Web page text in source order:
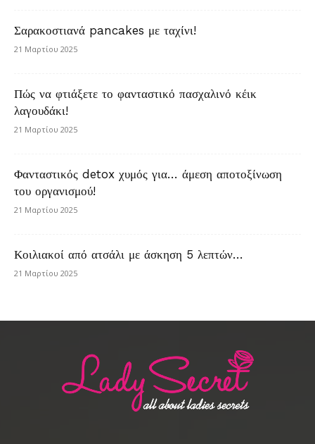
Σαρακοστιανά pancakes με ταχίνι!
21 Μαρτίου 2025
Πώς να φτιάξετε το φανταστικό πασχαλινό κέικ
λαγουδάκι!
21 Μαρτίου 2025
Φανταστικός detox χυμός για… άμεση αποτοξίνωση
του οργανισμού!
21 Μαρτίου 2025
Κοιλιακοί από ατσάλι με άσκηση 5 λεπτών…
21 Μαρτίου 2025